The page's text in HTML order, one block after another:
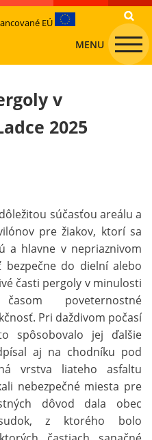
EÚ
MENU
v
2025
súčasťou areálu a
pre žiakov, ktorí sa
a hlavne v nepriaznivom
do dielní alebo
časti pergoly v minulosti
poveternostné
Pri daždivom počasí
spôsobovalo jej ďalšie
aj na chodníku pod
vrstva liateho asfaltu
nebezpečné miesta pre
dôvod dala obec
z ktorého bolo